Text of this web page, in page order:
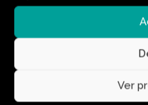
Ver